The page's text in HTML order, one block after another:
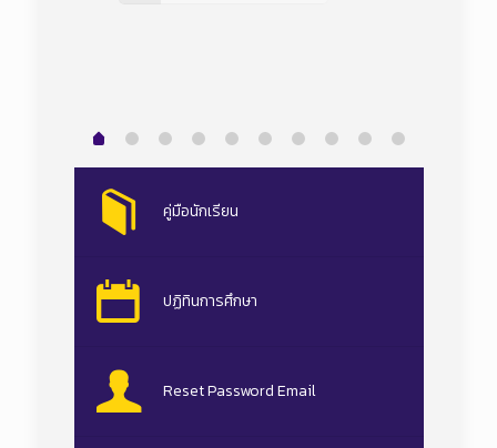
คู่มือนักเรียน
ปฏิทินการศึกษา
Reset Password Email